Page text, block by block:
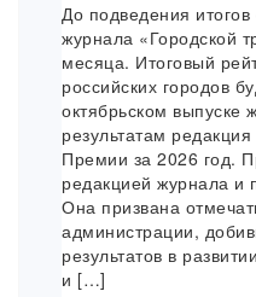
До подведения
журнала «Городской
месяца. Итоговый
российских городов
октябрьском выпуске
результатам
Премии за 2026 год.
редакцией журнала и
Она призвана
администрации,
результатов в
и […]